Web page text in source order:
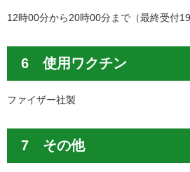
12時00分から20時00分まで（最終受付19
6 使用ワクチン
ファイザー社製
7 その他